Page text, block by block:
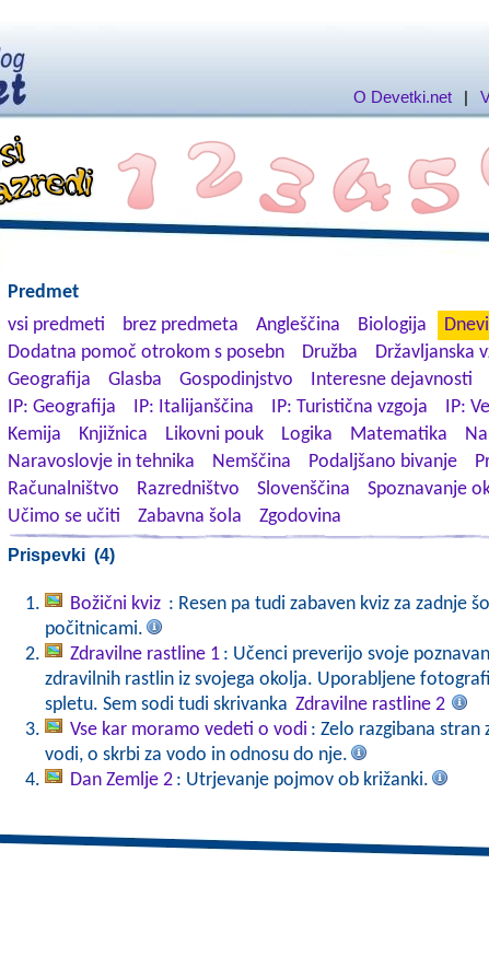
O Devetki.net |
Predmet
vsi predmeti
brez predmeta Angleščina Biologija
Dodatna pomoč otrokom s posebn
Družba Državljanska
Geografija
Glasba Gospodinjstvo Interesne dejavnosti
IP: Geografija
IP: Italijanščina IP: Turistična vzgoja IP:
Kemija
Knjižnica Likovni pouk Logika Matematika
Naravoslovje in tehnika
Nemščina Podaljšano bivanje
Računalništvo
Razredništvo Slovenščina Spoznavanje
Učimo se učiti
Zabavna šola Zgodovina
Prispevki (4)
Božični kviz : Resen pa tudi zabaven kviz za zadnje
počitnicami.
Zdravilne rastline 1 : Učenci preverijo svoje
zdravilnih rastlin iz svojega okolja. Uporabljene
spletu. Sem sodi tudi skrivanka Zdravilne rastline 2
Vse kar moramo vedeti o vodi : Zelo razgibana stran
vodi, o skrbi za vodo in odnosu do nje.
Dan Zemlje 2 : Utrjevanje pojmov ob križanki.